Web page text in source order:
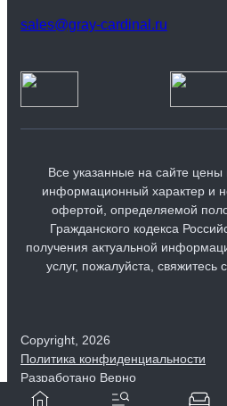
sales@gray-cardinal.ru
Все указанные на сайте цены
информационный характер и
офертой, определяемой
Гражданского кодекса
получения актуальной
услуг, пожалуйста,
Copyright, 2026
Политика конфиденциальности
Разработано Верно
8 800 550-25-56
Диван угловой
деревянными